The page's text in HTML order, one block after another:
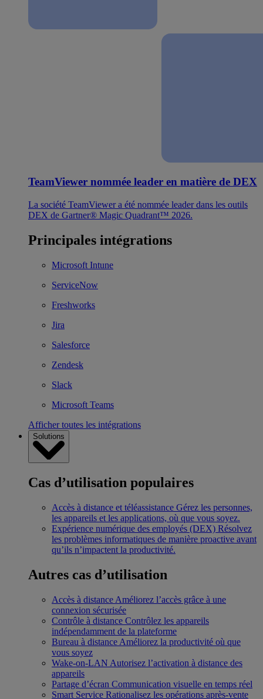
TeamViewer nommée leader en matière de DEX
La société TeamViewer a été nommée leader dans les outils
DEX de Gartner® Magic Quadrant™ 2026.
Principales intégrations
Microsoft Intune
ServiceNow
Freshworks
Jira
Salesforce
Zendesk
Slack
Microsoft Teams
Afficher toutes les intégrations
Solutions
Cas d’utilisation populaires
Accès à distance et téléassistance Gérez les personnes,
les appareils et les applications, où que vous soyez.
Expérience numérique des employés (DEX) Résolvez
les problèmes informatiques de manière proactive avant
qu’ils n’impactent la productivité.
Autres cas d’utilisation
Accès à distance Améliorez l’accès grâce à une
connexion sécurisée
Contrôle à distance Contrôlez les appareils
indépendamment de la plateforme
Bureau à distance Améliorez la productivité où que
vous soyez
Wake-on-LAN Autorisez l’activation à distance des
appareils
Partage d’écran Communication visuelle en temps réel
Smart Service Rationalisez les opérations après-vente